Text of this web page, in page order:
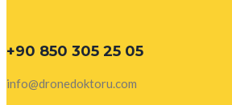
+90 850 305 25 05
info@dronedoktoru.com